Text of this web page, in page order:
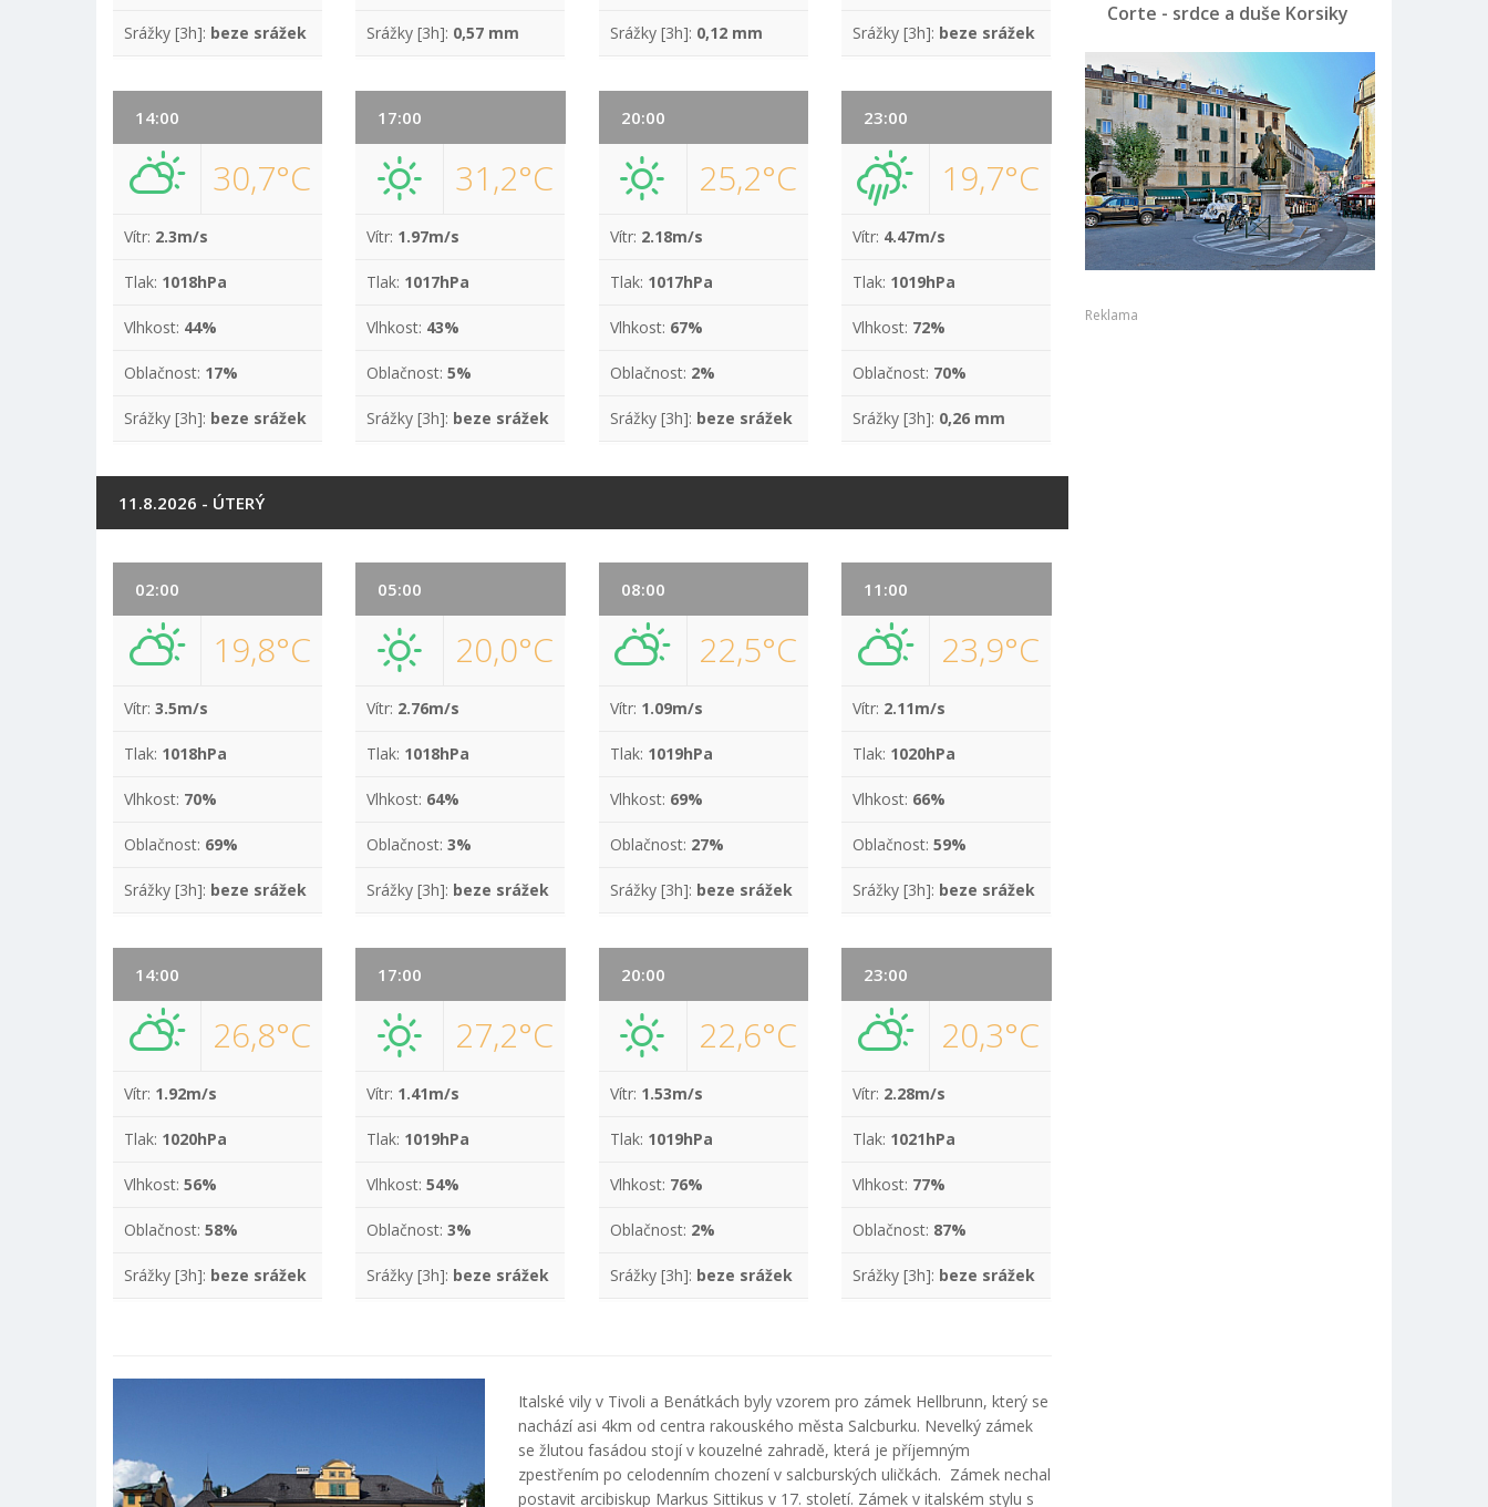
Srážky [3h]: beze srážek Srážky [3h]: 0,57 mm Srážky [3h]: 0,12 mm Srážky [3h]: beze srážek
14:00
30,7°C
Vítr: 2.3m/s
Tlak: 1018hPa
Vlhkost: 44%
Oblačnost: 17%
Srážky [3h]: beze srážek
17:00
31,2°C
Vítr: 1.97m/s
Tlak: 1017hPa
Vlhkost: 43%
Oblačnost:5%
Srážky [3h]: beze srážek
20:00
25,2°C
Vítr: 2.18m/s
Tlak: 1017hPa
Vlhkost: 67%
Oblačnost: 2%
Srážky [3h]: beze srážek
23:00
19,7°C
Vítr: 4.47m/s
Tlak: 1019hPa
Vlhkost: 72%
Oblačnost: 70%
Srážky [3h]: 0,26 mm
11.8.2026 - ÚTERÝ
02:00
19,8°C
Vítr: 3.5m/s
Tlak: 1018hPa
Vlhkost: 70%
Oblačnost: 69%
Srážky [3h]: beze srážek
05:00
20,0°C
Vítr: 2.76m/s
Tlak: 1018hPa
Vlhkost: 64%
Oblačnost:3%
Srážky [3h]: beze srážek
08:00
22,5°C
Vítr: 1.09m/s
Tlak: 1019hPa
Vlhkost: 69%
Oblačnost: 27%
Srážky [3h]: beze srážek
11:00
23,9°C
Vítr: 2.11m/s
Tlak: 1020hPa
Vlhkost: 66%
Oblačnost:59%
Srážky [3h]: beze srážek
14:00
26,8°C
Vítr: 1.92m/s
Tlak: 1020hPa
Vlhkost: 56%
Oblačnost: 58%
Srážky [3h]: beze srážek
17:00
27,2°C
Vítr: 1.41m/s
Tlak: 1019hPa
Vlhkost:54%
Oblačnost:3%
Srážky [3h]: beze srážek
20:00
22,6°C
Vítr: 1.53m/s
Tlak: 1019hPa
Vlhkost: 76%
Oblačnost: 2%
Srážky [3h]: beze srážek
23:00
20,3°C
Vítr: 2.28m/s
Tlak: 1021hPa
Vlhkost: 77%
Oblačnost: 87%
Srážky [3h]: beze srážek
Italské vily v Tivoli a Benátkách byly vzorem pro zámek Hellbrunn, který se
nachází asi 4km od centra rakouského města Salcburku. Nevelký zámek
se žlutou fasádou stojí v kouzelné zahradě, která je příjemným
zpestřením po celodenním chození v salcburských uličkách. Zámek nechal
postavit arcibiskup Markus Sittikus v 17. století. Zámek v italském stylu s
Corte - srdce a duše Korsiky
Reklama